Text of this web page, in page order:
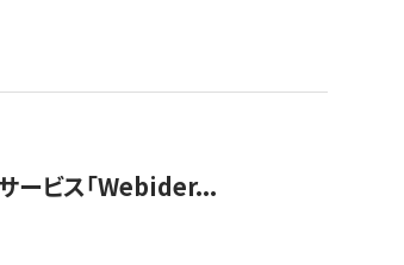
ービス「Webider...